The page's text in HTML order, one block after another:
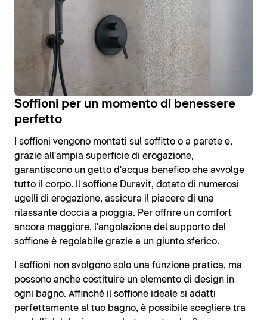
Soffioni per un momento di benessere
perfetto
I soffioni vengono montati sul soffitto o a parete e,
grazie all'ampia superficie di erogazione,
garantiscono un getto d'acqua benefico che avvolge
tutto il corpo. Il soffione Duravit, dotato di numerosi
ugelli di erogazione, assicura il piacere di una
rilassante doccia a pioggia. Per offrire un comfort
ancora maggiore, l'angolazione del supporto del
soffione è regolabile grazie a un giunto sferico.
I soffioni non svolgono solo una funzione pratica, ma
possono anche costituire un elemento di design in
ogni bagno. Affinché il soffione ideale si adatti
perfettamente al tuo bagno, è possibile scegliere tra